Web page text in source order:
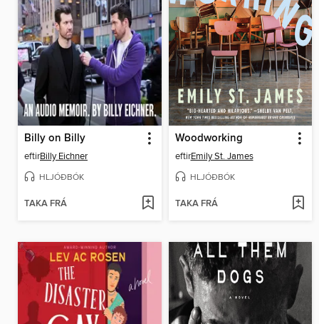
Billy on Billy
eftirBilly Eichner
HLJÓÐBÓK
TAKA FRÁ
Woodworking
eftirEmily St. James
HLJÓÐBÓK
TAKA FRÁ